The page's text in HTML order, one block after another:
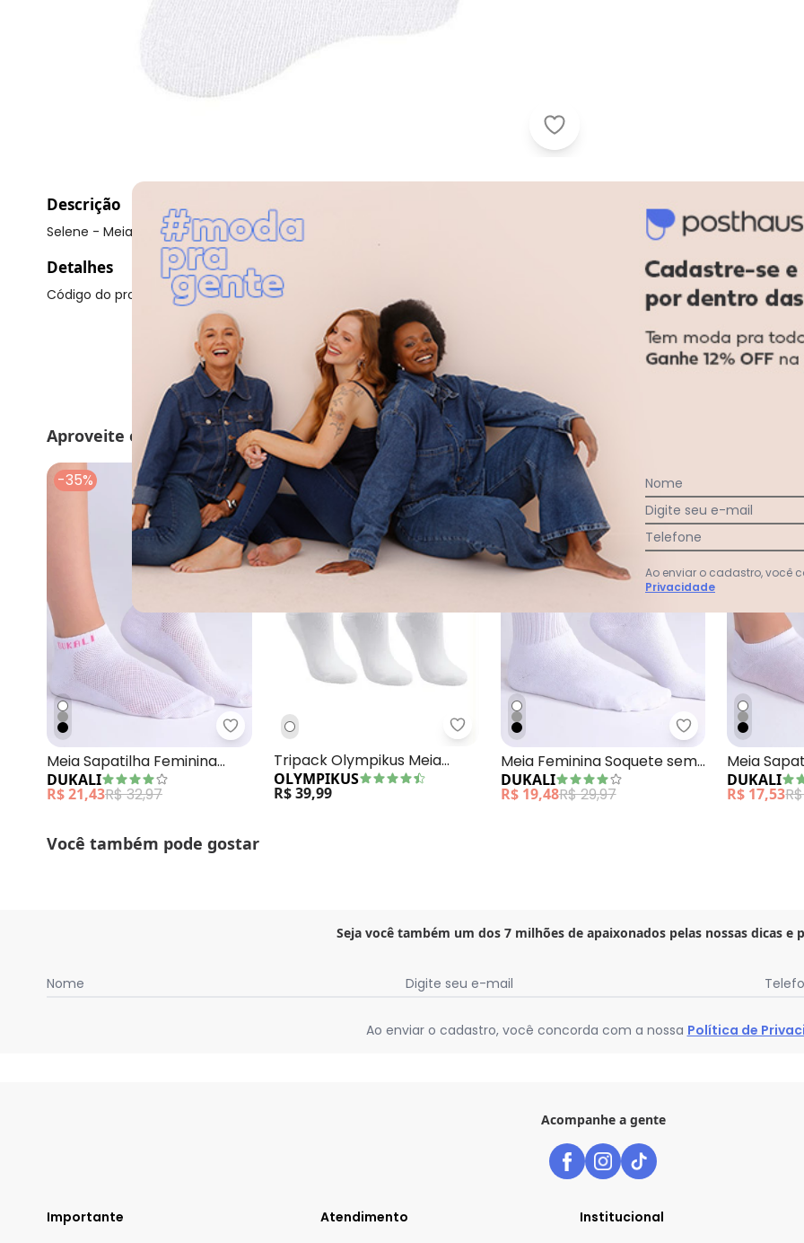
Selene - Meia Aeróbica Selene 4910-
Descrição
Selene - Meia Aeróbica Selene 4910-001
Detalhes
Código do produto: 21723748
Faça a primeira avaliação
Aproveite e compre junto
-35%
Dukali - Meia Sapatilha Feminina Branco
Meia Sapatilha Feminina
Branco
DUKALI
R$ 21,43R$ 32,97
Tripack Olympikus Meia Cano Medio (Branco)
Tripack Olympikus Meia
Cano Medio (Branco)
OLYMPIKUS
R$ 39,99
-35%
Dukali - Meia
Meia Feminina Soquete sem
Costura Branco
DUKALI
R$ 19,48R$ 29,97
Meia
Feminina
DUKALI
R$ 17,53
Você também pode gostar
Seja você também um dos 7 milhões de apaixonados pelas nossas dicas e
Nome Digite seu e-mail
Ao enviar o cadastro, você concorda com a nossa Política de
Acompanhe a gente
Importante Atendimento Institucional
Nome
Digite seu e-mail
Telefone
Ao enviar o cadastro, você
Privacidade